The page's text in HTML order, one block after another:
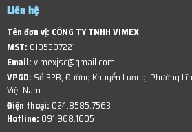
Liên hệ
Tên đơn vị: CÔNG TY TNHH VIMEX
MST: 0105307221
Email:vimexjsc@gmail.com
VPGD: Số 32B, Đường Khuyến Lương, Phường
Việt Nam
Điện thoại: 024.8585.7563
Hotline: 091.968.1605